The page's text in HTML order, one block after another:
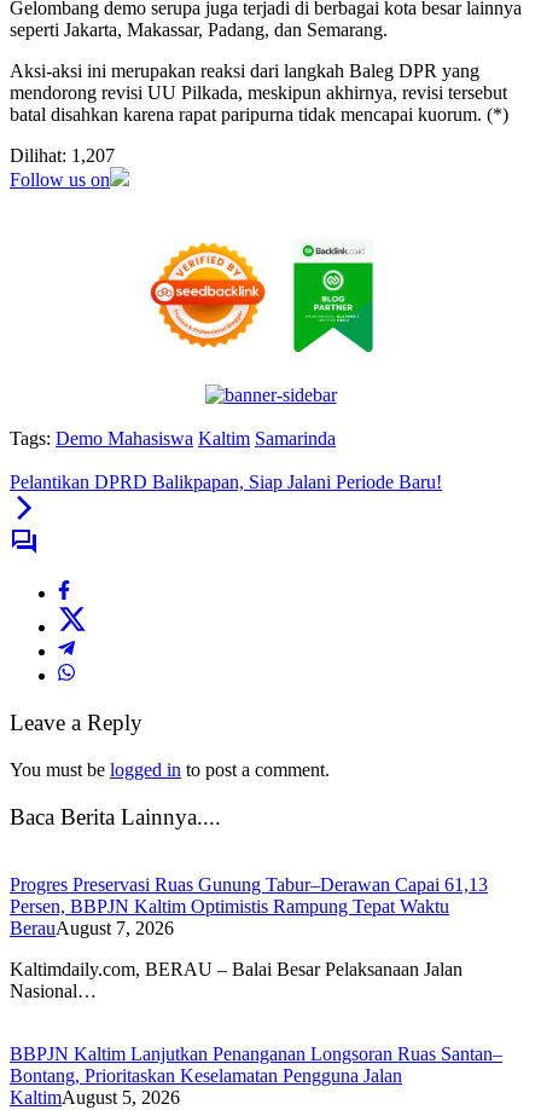
Gelombang demo serupa juga terjadi di berbagai kota besar lainnya
seperti Jakarta, Makassar, Padang, dan Semarang.
Aksi-aksi ini merupakan reaksi dari langkah Baleg DPR yang
mendorong revisi UU Pilkada, meskipun akhirnya, revisi tersebut
batal disahkan karena rapat paripurna tidak mencapai kuorum. (*)
Dilihat: 1,207
Follow us on
Tags: Demo Mahasiswa Kaltim Samarinda
Pelantikan DPRD Balikpapan, Siap Jalani Periode Baru!
Leave a Reply
You must be logged in to post a comment.
Baca Berita Lainnya....
Progres Preservasi Ruas Gunung Tabur–Derawan Capai 61,13
Persen, BBPJN Kaltim Optimistis Rampung Tepat Waktu
BerauAugust 7, 2026
Kaltimdaily.com, BERAU – Balai Besar Pelaksanaan Jalan
Nasional…
BBPJN Kaltim Lanjutkan Penanganan Longsoran Ruas Santan–
Bontang, Prioritaskan Keselamatan Pengguna Jalan
KaltimAugust 5, 2026